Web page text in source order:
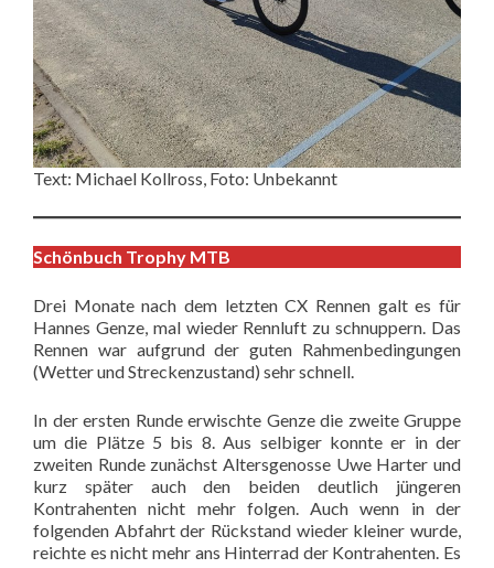
Text: Michael Kollross, Foto: Unbekannt
Schönbuch Trophy MTB
Drei Monate nach dem letzten CX Rennen galt es für
Hannes Genze, mal wieder Rennluft zu schnuppern. Das
Rennen war aufgrund der guten Rahmenbedingungen
(Wetter und Streckenzustand) sehr schnell.
In der ersten Runde erwischte Genze die zweite Gruppe
um die Plätze 5 bis 8. Aus selbiger konnte er in der
zweiten Runde zunächst Altersgenosse Uwe Harter und
kurz später auch den beiden deutlich jüngeren
Kontrahenten nicht mehr folgen. Auch wenn in der
folgenden Abfahrt der Rückstand wieder kleiner wurde,
reichte es nicht mehr ans Hinterrad der Kontrahenten. Es